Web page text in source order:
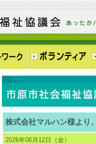
株式会社マルハン様より
2026年06月12日（金）